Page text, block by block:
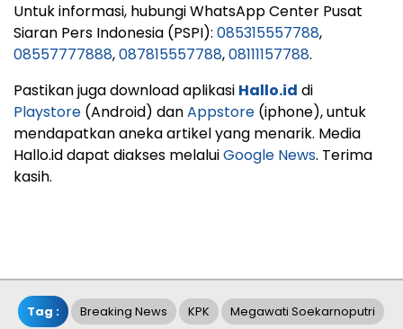
Untuk informasi, hubungi WhatsApp Center Pusat
Siaran Pers Indonesia (PSPI): 085315557788,
08557777888,087815557788,08111157788.
Pastikan juga download aplikasi Hallo.id di
Playstore (Android) danAppstore (iphone), untuk
mendapatkan aneka artikel yang menarik. Media
Hallo.id dapat diakses melaluiGoogle News. Terima
kasih.
Tag : Breaking News KPK Megawati Soekarnoputri